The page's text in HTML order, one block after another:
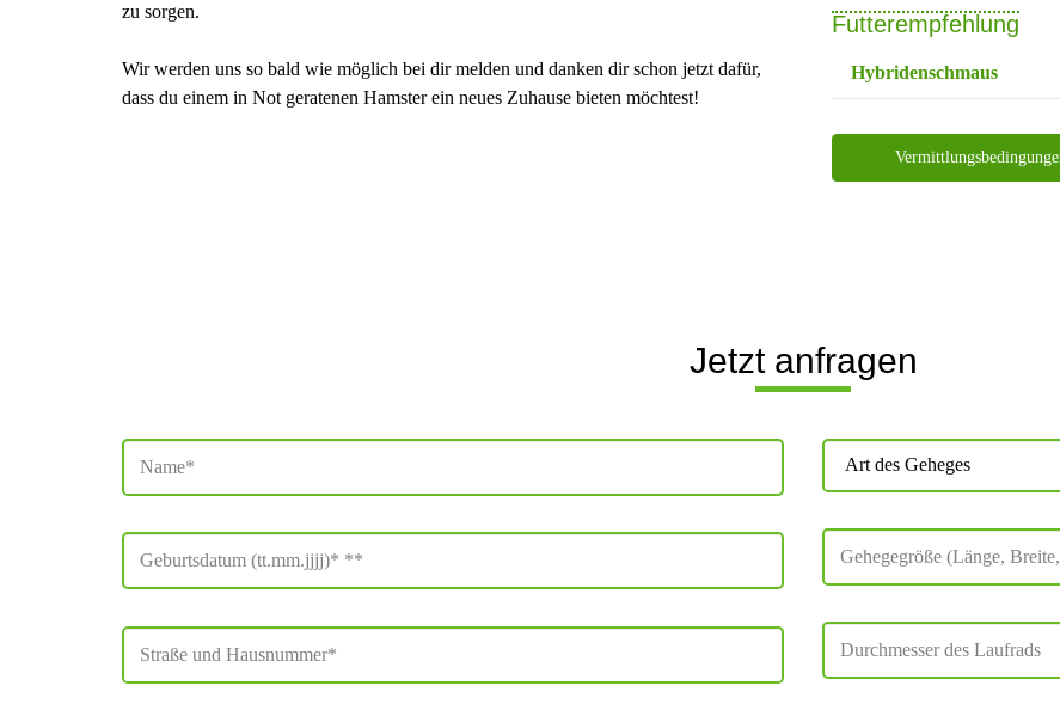
zu sorgen.
Wir werden uns so bald wie möglich bei dir melden und danken dir schon jetzt dafür,
dass du einem in Not geratenen Hamster ein neues Zuhause bieten möchtest!
Futterempfehlung
Hybridenschmaus
Jetzt anfragen